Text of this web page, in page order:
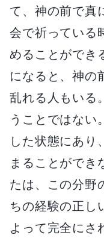
て、神の前で真
会で祈っている
めることができ
になると、神の
乱れる人もいる
うことではない
した状態にあり
まることができ
たは、この分野
ちの経験の正し
よって完全にさ